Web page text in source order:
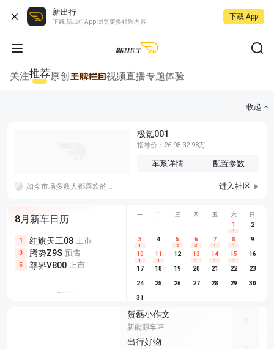
新出行
下载 新出行App 浏览更多精彩内容
下载 App
关注推荐原创 视频直播专题体验
收起
极氪001
指导价：26.98-32.98万
车系详情 配置参数
如今市场多数人都喜欢的人，好多喜欢性价比高一点的车型哈哈哈，大家的诉求不一样。价格才是硬道理便宜就行 进入社区
8月新车日历
1 红旗天工08 上市
3 腾势Z9S 预售
5 尊界V800 上市
尊界V680 上市
享界G9 预售
别克至境L7 预售
埃安
长城H10
深蓝S05
一 二 三 四 五 六 日
1
1
2
3
1
4 5
6
6
3
7
1
8
1
9
10
1
11
1
12 13
1
14
1
15
1
16
17 18 19 20 21 22 23
24 25 26 27 28 29 30
31
贺磊小作文
新能源车评
出行好物